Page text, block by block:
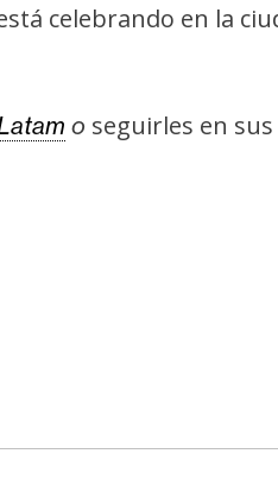
celebrando en la
o seguirles en